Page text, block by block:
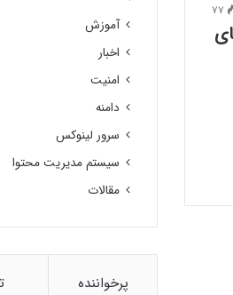
۷۷
آموزش
اخبار
امنیت
دامنه
سرور لینوکس
سیستم مدیریت محتوا
مقالات
پرخواننده